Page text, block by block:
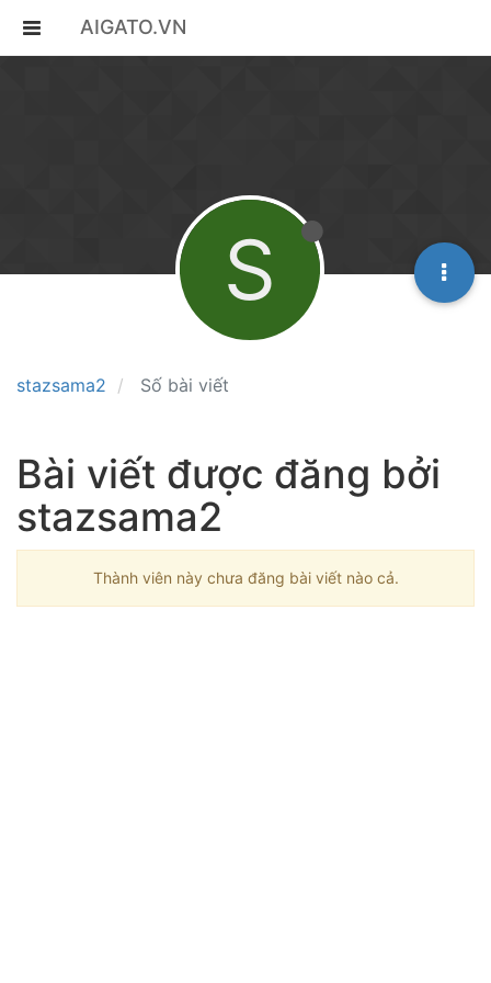
AIGATO.VN
stazsama2 Số bài viết
S
Bài viết được đăng bởi
stazsama2
Thành viên này chưa đăng bài viết nào cả.